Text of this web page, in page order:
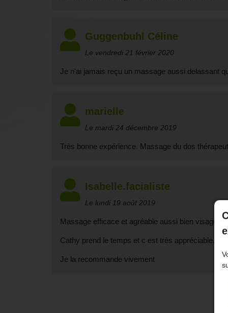
Guggenbuhl Céline
Le vendredi 21 février 2020
Je n'ai jamais reçu un massage aussi delassant
marielle
Le mardi 24 décembre 2019
Très bonne expérience. Massage du dos
Isabelle.facialiste
Le lundi 19 août 2019
Massage efficace et agréable aussi bien visage
Cathy prend le temps et c est très appréciable.
Je la recommande vivement